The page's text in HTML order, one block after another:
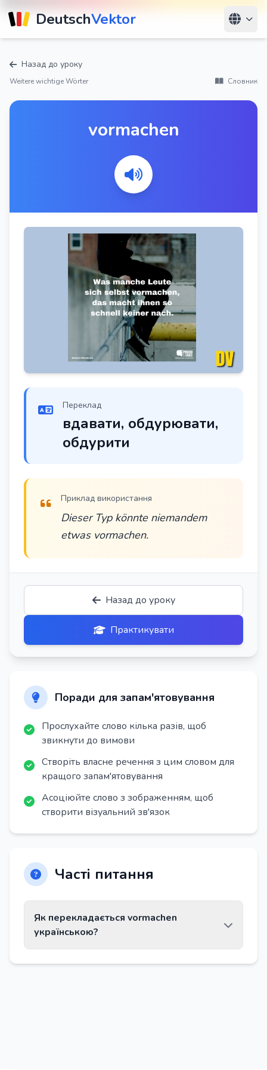
DeutschVektor
Назад до уроку
Weitere wichtige Wörter Словник
vormachen
Переклад
вдавати, обдурювати,
обдурити
Приклад використання
Dieser Typ könnte niemandem
etwas vormachen.
Назад до уроку
Практикувати
Поради для запам'ятовування
Прослухайте слово кілька разів, щоб
звикнути до вимови
Створіть власне речення з цим словом для
кращого запам'ятовування
Асоціюйте слово з зображенням, щоб
створити візуальний зв'язок
Часті питання
Як перекладається vormachen
українською?
Слово vormachen перекладається як